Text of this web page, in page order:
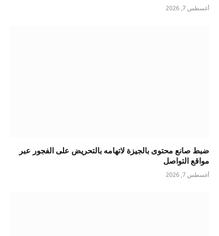
أغسطس 7, 2026
ضبط صانع محتوى بالجيزة لاتهامه بالتحريض على الفجور عبر
مواقع التواصل
أغسطس 7, 2026